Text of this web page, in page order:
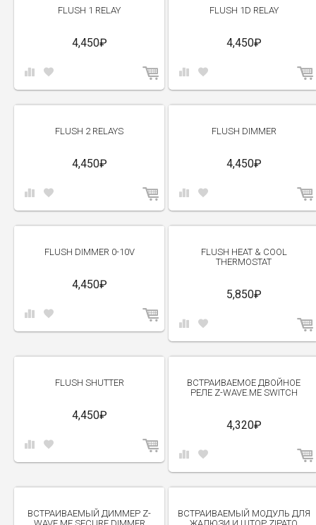
FLUSH 1 RELAY
4,450₽
FLUSH 1D RELAY
4,450₽
FLUSH 2 RELAYS
4,450₽
FLUSH DIMMER
4,450₽
FLUSH DIMMER 0-10V
4,450₽
FLUSH HEAT & COOL
THERMOSTAT
5,850₽
FLUSH SHUTTER
4,450₽
ВСТРАИВАЕМОЕ ДВОЙНОЕ
РЕЛЕ Z-WAVE.ME SWITCH
4,320₽
ВСТРАИВАЕМЫЙ ДИММЕР Z-
WAVE.ME SECURE DIMMER
ВСТРАИВАЕМЫЙ МОДУЛЬ ДЛЯ
ЖАЛЮЗИ И ШТОР ZIPATO